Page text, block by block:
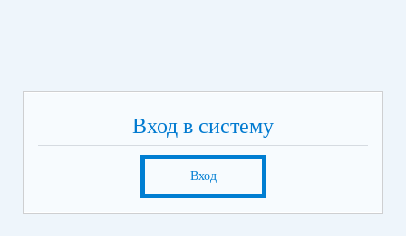
Вход в систему
Вход